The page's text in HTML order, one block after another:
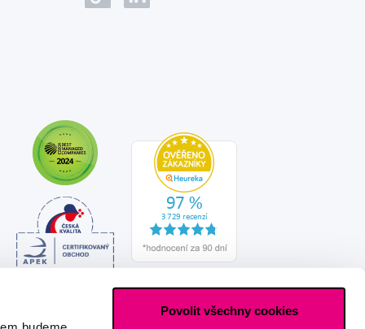
Povolit všechny cookies